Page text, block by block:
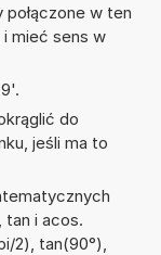
w ten
mieć sens w
do
jeśli ma to
tan i acos.
2), tan(90°),